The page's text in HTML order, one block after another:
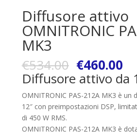
Diffusore attivo
OMNITRONIC
MK3
€534.00 €460.00
Diffusore attivo da
OMNITRONIC PAS-212A MK3 è un
12″ con preimpostazioni DSP,
di 450 W RMS.
OMNITRONIC PAS-212A MK3 è